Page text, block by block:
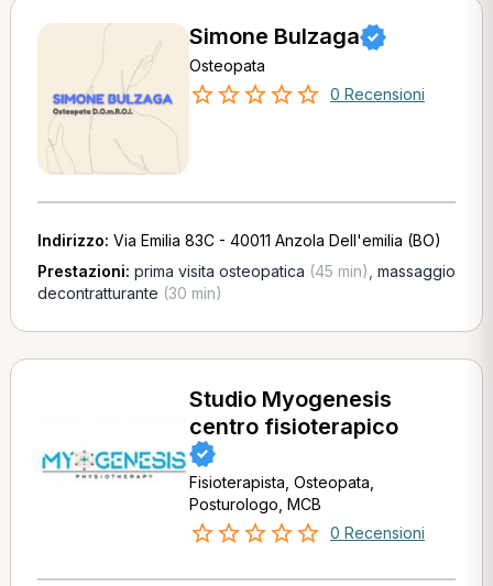
Simone Bulzaga
Osteopata
0 Recensioni
Indirizzo: Via Emilia 83C - 40011 Anzola Dell'emilia (BO)
Prestazioni: prima visita osteopatica (45 min) massaggio
decontratturante (30 min)
Studio Myogenesis
centro fisioterapico
Fisioterapista, Osteopata,
Posturologo, MCB
0 Recensioni